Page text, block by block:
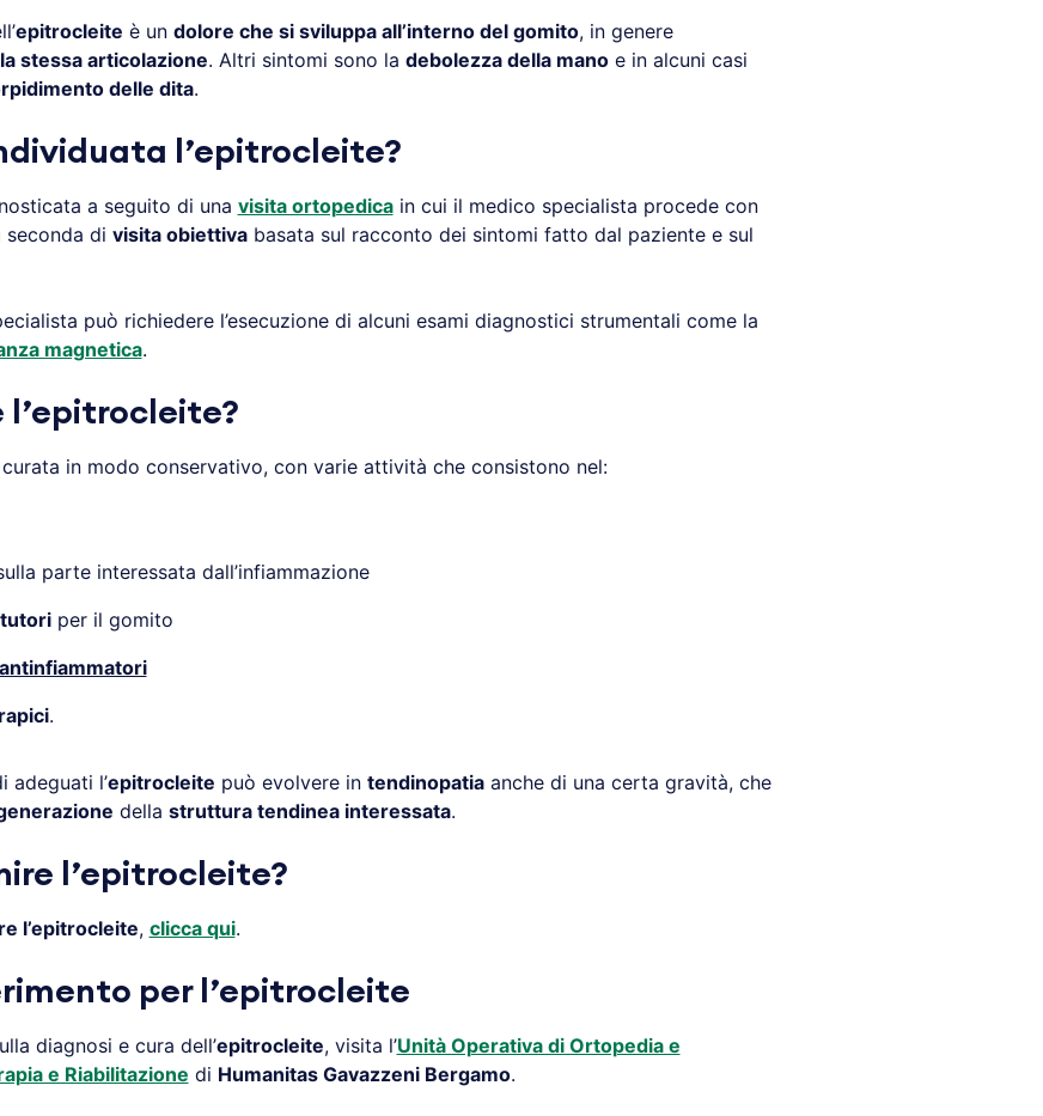
epitrocleite è un dolore che si sviluppa all’interno del gomito, in genere
stessa articolazione. Altri sintomi sono la debolezza della manoe in alcuni casi
delle dita.
l’epitrocleite?
a seguito di una visita ortopedicain cui il medico specialista procede con
di visita obiettivabasata sul racconto dei sintomi fatto dal paziente e sul
può richiedere l’esecuzione di alcuni esami diagnostici strumentali come la
magnetica.
l’epitrocleite?
in modo conservativo, con varie attività che consistono nel:
parte interessata dall’infiammazione
per il gomito
.
adeguati l’epitrocleite può evolvere in tendinopatiaanche di una certa gravità, che
della struttura tendinea interessata.
l’epitrocleite?
l’epitrocleite, clicca qui.
per l’epitrocleite
diagnosi e cura dell’epitrocleite, visita l’Unità Operativa di Ortopedia e
e Riabilitazione di Humanitas Gavazzeni Bergamo.